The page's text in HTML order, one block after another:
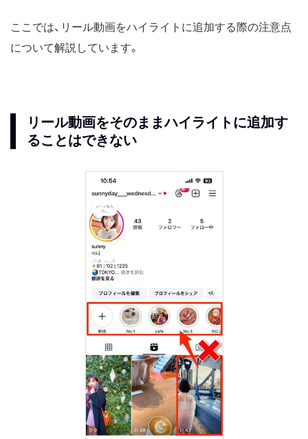
ここでは、リール動画をハイライトに追加する際の注意点
について解説しています。
リール動画をそのままハイライトに追加す
ることはできない